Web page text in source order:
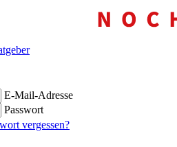
E-Mail-Adresse
Passwort
vergessen?